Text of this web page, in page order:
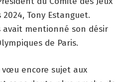
Tony Estanguet.
avait mentionné son désir
de Paris.
vœu encore sujet aux